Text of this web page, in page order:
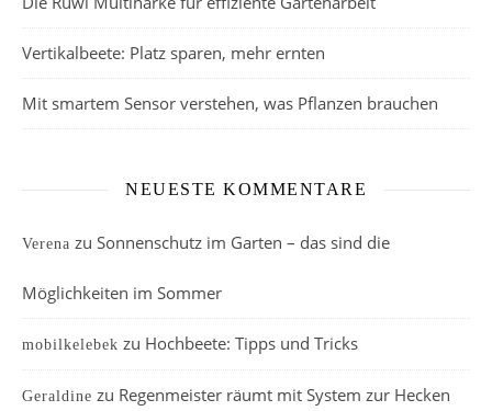
Vertikalbeete: Platz sparen, mehr ernten
Mit smartem Sensor verstehen, was Pflanzen brauchen
NEUESTE KOMMENTARE
Verena zu Sonnenschutz im Garten – das sind die
Möglichkeiten im Sommer
mobilkelebek zu Hochbeete: Tipps und Tricks
Geraldine zu Regenmeister räumt mit System zur Hecken